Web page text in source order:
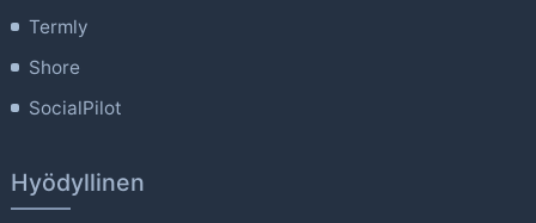
Termly
Shore
SocialPilot
Hyödyllinen